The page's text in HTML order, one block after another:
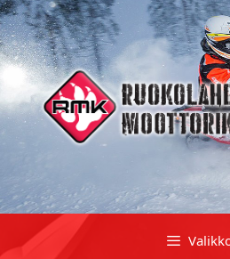
Siirry
sisältöön